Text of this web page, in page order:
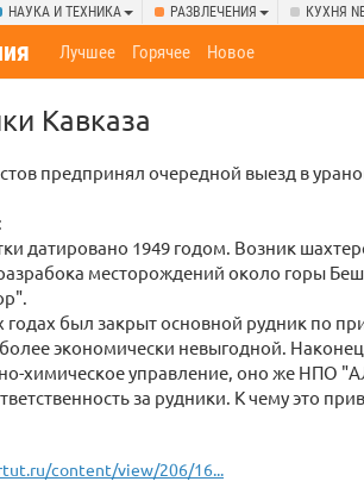
НАУКА И ТЕХНИКА РАЗВЛЕЧЕНИЯ КУХНЯ
Лучшее Горячее Новое
Кавказа
предпринял очередной выезд в
датировано 1949 годом. Возник
месторождений около горы
годах был закрыт основной рудник по
экономически невыгодной.
химическое управление, оно же НПО
за рудники. К чему это
content/view/206/16...